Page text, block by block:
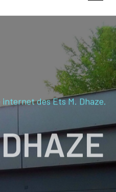
des Ets M. Dhaze.
sectionelles